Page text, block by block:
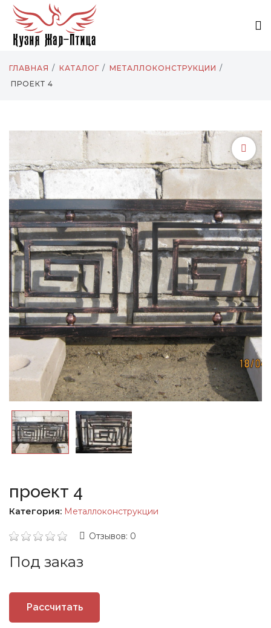
ГЛАВНАЯ КАТАЛОГ
МЕТАЛЛОКОНСТРУКЦИИ
ПРОЕКТ 4
проект 4
Категория: Металлоконструкции
Отзывов: 0
Под заказ
Рассчитать